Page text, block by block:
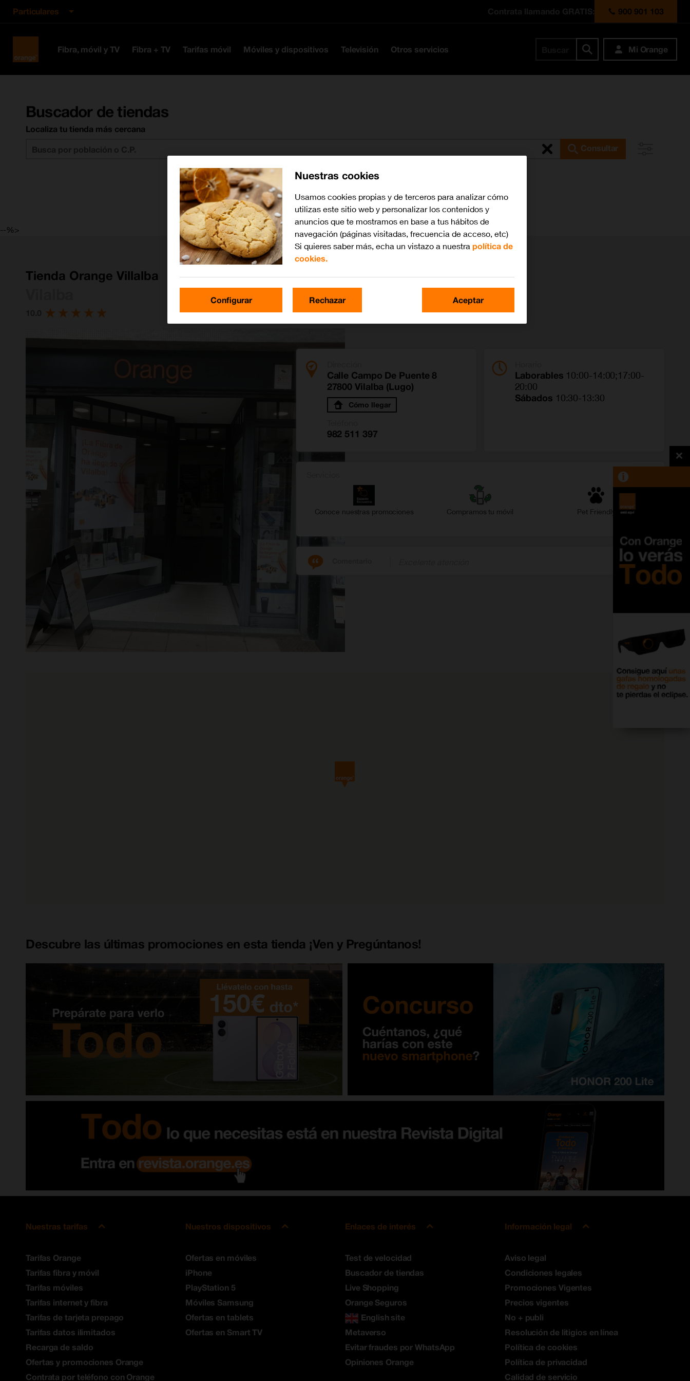
Particulares 900 901 103
EspañaFibra, móvil y TV Fibra + TV Tarifas móvil Móviles y dispositivos Televisión Otros servicios Buscar Mi Orange
Buscador de tiendas
Localiza tu tienda más cercana
Consultar
Buscar tiendas cerca de mí
--%>
Tienda Orange Villalba
Calle Campo De Puente 8
27800 Vilalba (Lugo)
Cómo llegar
982 511 397
Laborables 10:00-14:00;17:00-
20:00
Sábados 10:30-13:30
Conoce nuestras promociones Compramos tu móvil Pet Friendly
Descubre las últimas promociones en esta tienda ¡Ven y Pregúntanos!
Nuestras tarifas
Tarifas Orange
Tarifas fibra y móvil
Tarifas móviles
Tarifas internet y fibra
Tarifas de tarjeta prepago
Tarifas datos ilimitados
Recarga de saldo
Ofertas y promociones Orange
Contrata por teléfono con Orange
Nuestros dispositivos
Ofertas en móviles
iPhone
PlayStation 5
Móviles Samsung
Ofertas en tablets
Ofertas en Smart TV
Enlaces de interés
Test de velocidad
Buscador de tiendas
Live Shopping
Orange Seguros
English site
Metaverso
Evitar fraudes por WhatsApp
Opiniones Orange
Información legal
Aviso legal
Condiciones legales
Promociones Vigentes
Precios vigentes
No + publi
Resolución de litigios en línea
Política de cookies
Política de privacidad
Calidad de servicio
Nuestras cookies
Usamos cookies propias y de terceros para analizar cómo
utilizas este sitio web y personalizar los contenidos y
anuncios que te mostramos en base a tus hábitos de
navegación (páginas visitadas, frecuencia de acceso, etc)
Si quieres saber más, echa un vistazo a nuestrapolítica de
cookies.
Configurar Rechazar Aceptar